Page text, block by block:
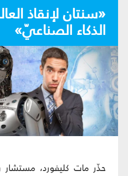
«سنتان لإنقاذ
الذكاء الصناعيّ»
حذّر مات كليفورد، مستشار